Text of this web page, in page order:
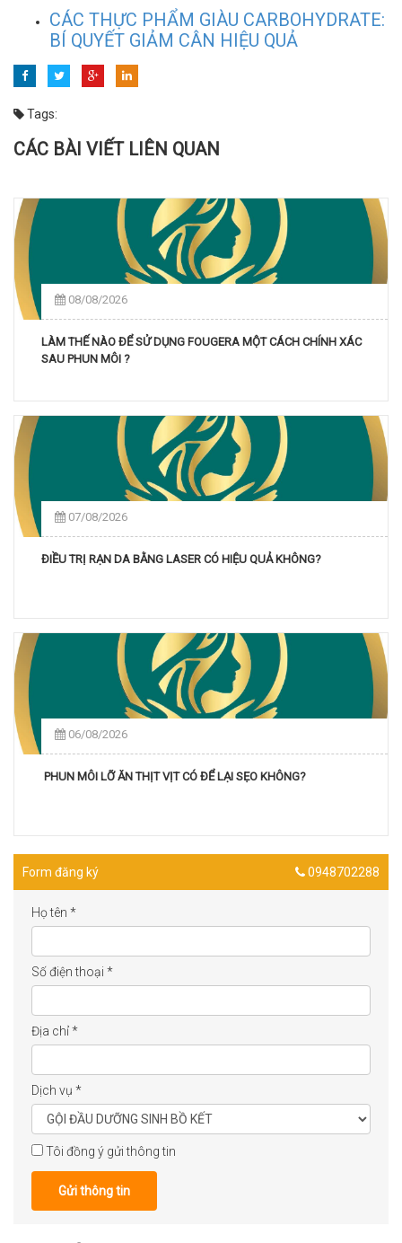
CÁC THỰC PHẨM GIÀU CARBOHYDRATE:
BÍ QUYẾT GIẢM CÂN HIỆU QUẢ
Tags:
CÁC BÀI VIẾT LIÊN QUAN
08/08/2026
LÀM THẾ NÀO ĐỂ SỬ DỤNG FOUGERA MỘT CÁCH CHÍNH XÁC
SAU PHUN MÔI ?
07/08/2026
ĐIỀU TRỊ RẠN DA BẰNG LASER CÓ HIỆU QUẢ KHÔNG?
06/08/2026
PHUN MÔI LỠ ĂN THỊT VỊT CÓ ĐỂ LẠI SẸO KHÔNG?
Form đăng ký 0948702288
Họ tên *
Số điện thoại *
Địa chỉ*
Dịch vụ *
Tôi đồng ý gửi thông tin
Gửi thông tin